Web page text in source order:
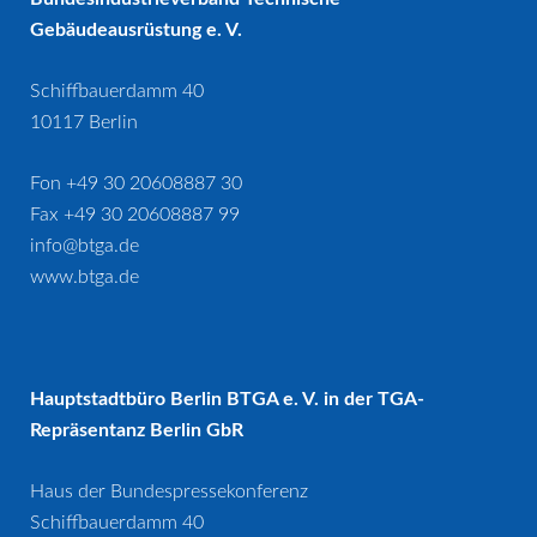
Gebäudeausrüstung e. V.
Schiffbauerdamm 40
10117 Berlin
Fon +49 30 20608887 30
Fax +49 30 20608887 99
info@btga.de
www.btga.de
Hauptstadtbüro Berlin BTGA e. V. in der TGA-
Repräsentanz Berlin GbR
Haus der Bundespressekonferenz
Schiffbauerdamm 40